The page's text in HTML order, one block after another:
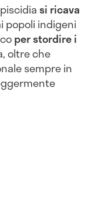
si ricava
popoli indigeni
per stordire i
oltre che
sempre in